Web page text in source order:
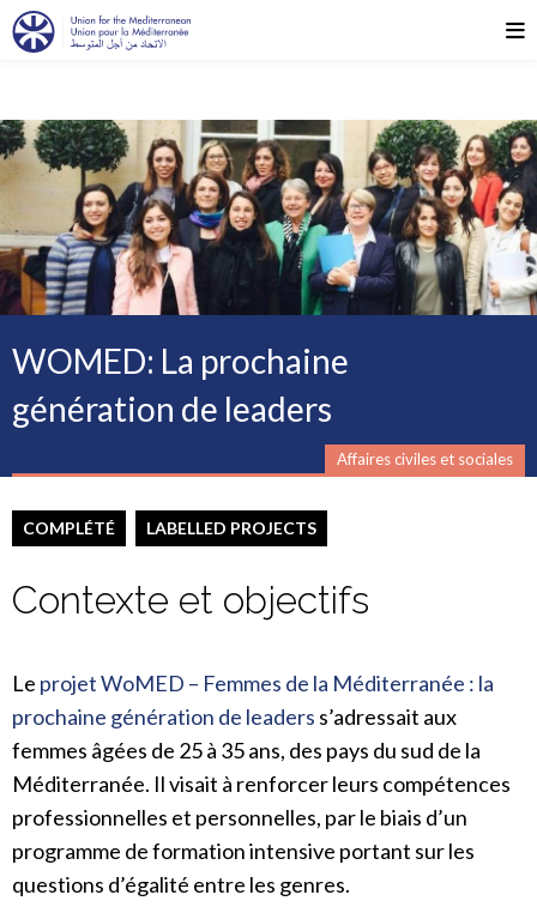
WOMED: La prochaine
génération de leaders
Affaires civiles et sociales
COMPLÉTÉ LABELLED PROJECTS
Contexte et objectifs
Le projet WoMED – Femmes de la Méditerranée : la
prochaine génération de leaders s’adressait aux
femmes âgées de 25 à 35 ans, des pays du sud de la
Méditerranée. Il visait à renforcer leurs compétences
professionnelles et personnelles, par le biais d’un
programme de formation intensive portant sur les
questions d’égalité entre les genres.